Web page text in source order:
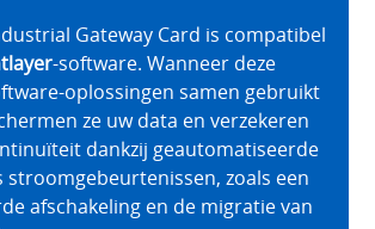
Gateway Card is compatibel
-software. Wanneer deze
oplossingen samen gebruikt
ze uw data en verzekeren
dankzij geautomatiseerde
stroomgebeurtenissen, zoals een
afschakeling en de migratie van